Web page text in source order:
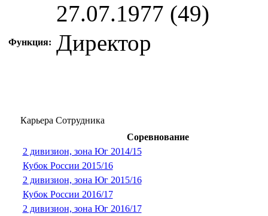
27.07.1977 (49)
Функция: Директор
Карьера Сотрудника
Соревнование
2 дивизион, зона Юг 2014/15
Кубок России 2015/16
2 дивизион, зона Юг 2015/16
Кубок России 2016/17
2 дивизион, зона Юг 2016/17